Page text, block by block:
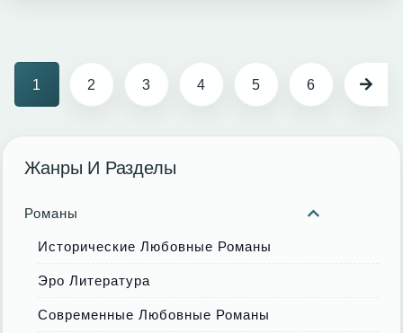
1 2 3 4 5 6
Жанры И Разделы
Романы
Исторические Любовные Романы
Эро Литература
Современные Любовные Романы